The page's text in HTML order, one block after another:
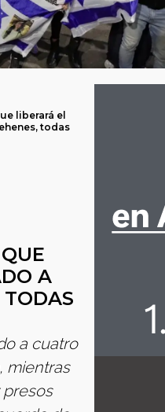
liberará el
todas
A
TODAS
a cuatro
mientras